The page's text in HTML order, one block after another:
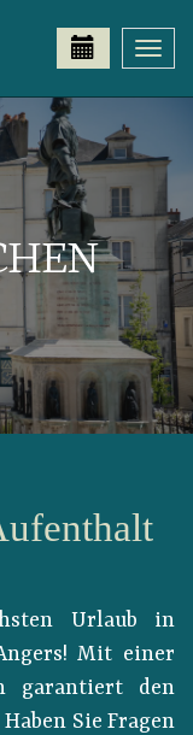
Urlaub in
Mit einer
garantiert den
Sie Fragen